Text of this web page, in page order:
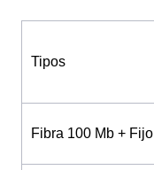
Tipos
Fibra 100 Mb + Fijo